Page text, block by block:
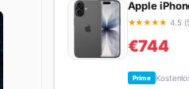
Apple
★★★★★ 4.5
€744
Prime